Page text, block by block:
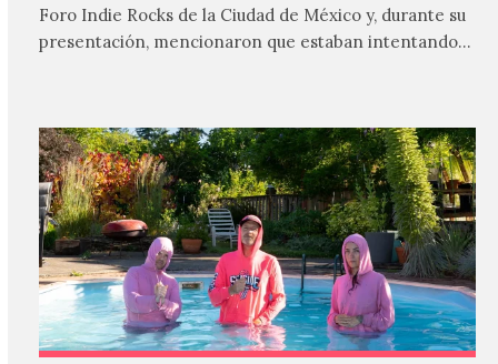
Foro Indie Rocks de la Ciudad de México y, durante su
presentación, mencionaron que estaban intentando…